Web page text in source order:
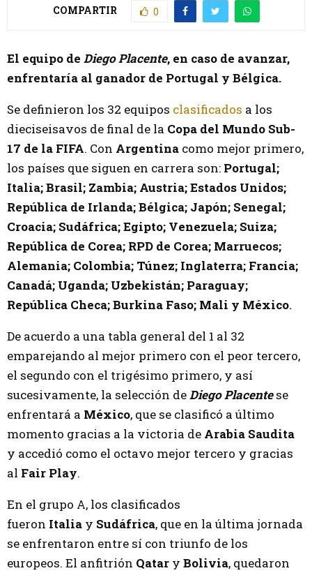
COMPARTIR 0
El equipo de Diego Placente, en caso de avanzar,
enfrentaría al ganador de Portugal y Bélgica.
Se definieron los 32 equipos clasificados a los
dieciseisavos de final de la Copa del Mundo Sub-
17 de la FIFA. Con Argentina como mejor primero,
los países que siguen en carrera son: Portugal;
Italia; Brasil; Zambia; Austria; Estados Unidos;
República de Irlanda; Bélgica; Japón; Senegal;
Croacia; Sudáfrica; Egipto; Venezuela; Suiza;
República de Corea; RPD de Corea; Marruecos;
Alemania; Colombia; Túnez; Inglaterra; Francia;
Canadá; Uganda; Uzbekistán; Paraguay;
República Checa; Burkina Faso; Mali y México.
De acuerdo a una tabla general del 1 al 32
emparejando al mejor primero con el peor tercero,
el segundo con el trigésimo primero, y así
sucesivamente, la selección deDiego Placentese
enfrentará a México, que se clasificó a último
momento gracias a la victoria de Arabia Saudita
y accedió como el octavo mejor tercero y gracias
al Fair Play.
En el grupo A, los clasificados
fueron Italia y Sudáfrica, que en la última jornada
se enfrentaron entre sí con triunfo de los
europeos. El anfitrión Qatar y Bolivia, quedaron